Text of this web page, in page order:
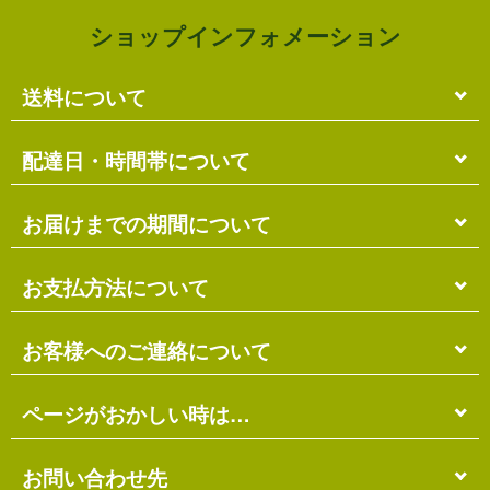
ショップインフォメーション
送料について
単品のみの場合
各商品に記載の送料となります。
複数商品の場合
ます。
送料には梱包料も含まれています。
※ショッピングカートの仕組み上、送料が正しく計算
されない場合があります。
※商品の組み合わせによっては別梱包となり、送料が
別途必要となる場合があります。
※上記の際は、自動返信メール以降に改めて正しい送
料をお知らせします。
配達日・時間帯について
配達日・配達時間帯のご指定は出来ません。
お届け先に投函される「ご不在連絡票」より再配達希
望日・時間帯のご指定が可能ですので、こちらをご利
用ください。
お届けまでの期間について
在庫がある場合
ご注文確認日より3営業日以内の発送となります。
離島の場合、上記以上にお時間がかかる場合がありま
す。
品発送予定」メールにてご確認ください。
在庫切れの場合
別途、納期のご連絡をさせていただきます。
お支払方法について
代金引換（＋400円）
商品配送時に配送員にお支払い下さい。
銀行振込（先払い）
口座は琉球銀行のみ
お客様へのご連絡について
受注・確認・発送・修理など
各発生日より2営業日以内にメール・お電話にてご連
※定休日にはご連絡を行っておりません。予めご了承
ページがおかしい時は…
当店のホームページは店主がHTMLとCSSを手打ちで
お問い合わせ先